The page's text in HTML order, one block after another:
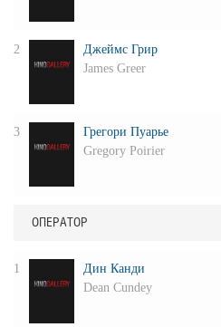
2
Джеймс Грир
James Greer
3
Грегори Пуарье
Gregory Poirier
ОПЕРАТОР
1
Дин Канди
Dean Cundey